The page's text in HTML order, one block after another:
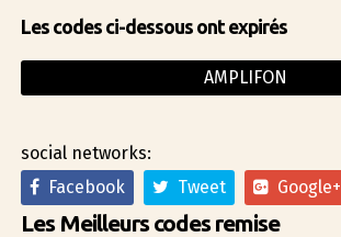
Les codes ci-dessous ont expirés
AMPLIFON
social networks:
Facebook
Tweet Google+
Les Meilleurs codes remise